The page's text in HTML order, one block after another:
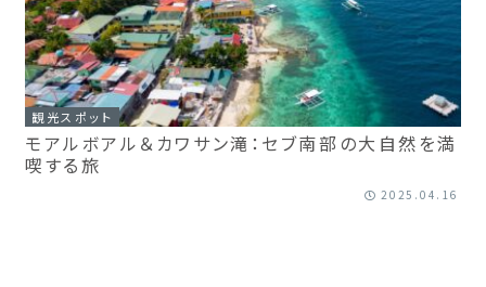
観光スポット
モアルボアル＆カワサン滝：セブ南部の大自然を満
喫する旅
2025.04.16